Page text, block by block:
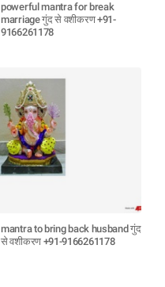
powerful mantra for break
marriage गुंद से वशीकरण +91-
9166261178
mantra to bring back husband गुंद
से वशीकरण +91-9166261178